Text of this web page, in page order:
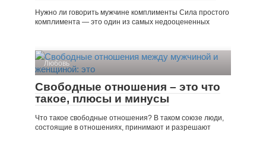
Нужно ли говорить мужчине комплименты Сила простого
комплимента — это один из самых недооцененных
Любовь
Свободные отношения – это что
такое, плюсы и минусы
Что такое свободные отношения? В таком союзе люди,
состоящие в отношениях, принимают и разрешают